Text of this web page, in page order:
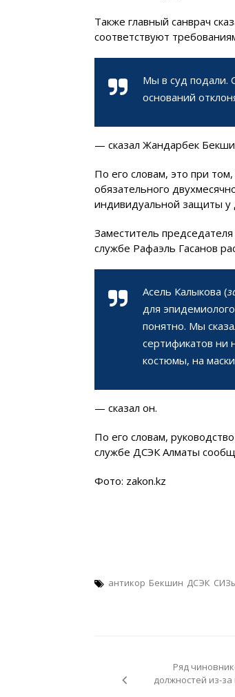
Также главный санврач
соответствуют
Мы в суд подали.
оснований
— сказал Жандарбек
По его словам, это при
обязательного
индивидуальной защиты у
Заместитель
службе Рафаэль Гасанов
Асель Калыкова (
для
понятно. Мы
сертификатов ни
костюмы, на
— сказал он.
По его словам, руководство
службе ДСЭК Алматы
Фото: zakon.kz
антикор Бекшин ДСЭК
записям
Ряд
должностей из-за